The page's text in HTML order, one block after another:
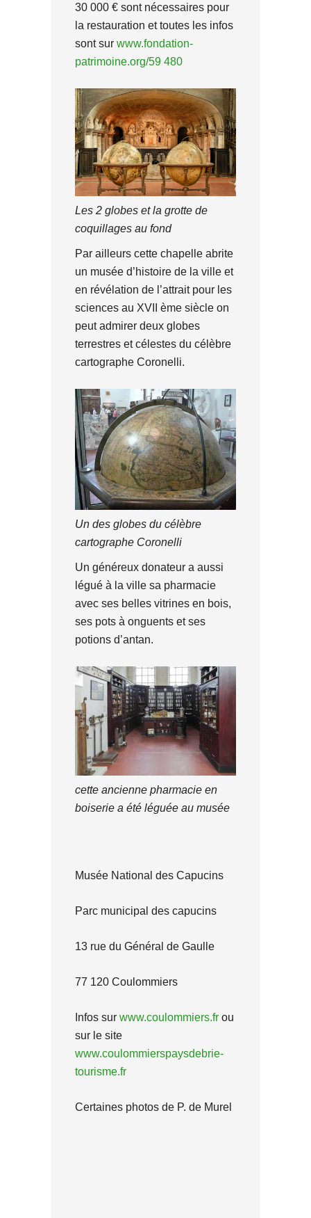
30 000 € sont nécessaires pour
la restauration et toutes les infos
sont sur www.fondation-
patrimoine.org/59 480
Les 2 globes et la grotte de
coquillages au fond
Par ailleurs cette chapelle abrite
un musée d’histoire de la ville et
en révélation de l’attrait pour les
sciences au XVII ème siècle on
peut admirer deux globes
terrestres et célestes du célèbre
cartographe Coronelli.
Un des globes du célèbre
cartographe Coronelli
Un généreux donateur a aussi
légué à la ville sa pharmacie
avec ses belles vitrines en bois,
ses pots à onguents et ses
potions d’antan.
cette ancienne pharmacie en
boiserie a été léguée au musée
Musée National des Capucins
Parc municipal des capucins
13 rue du Général de Gaulle
77 120 Coulommiers
Infos sur www.coulommiers.fr ou
sur le site
www.coulommierspaysdebrie-
tourisme.fr
Certaines photos de P. de Murel